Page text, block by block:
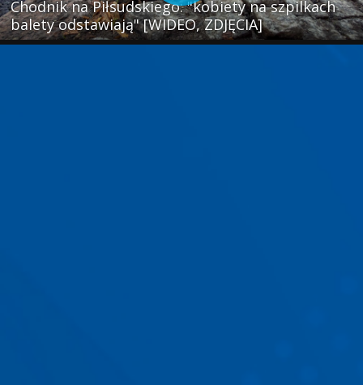
Chodnik na Piłsudskiego: "kobiety na szpilkach
balety odstawiają" [WIDEO, ZDJĘCIA]